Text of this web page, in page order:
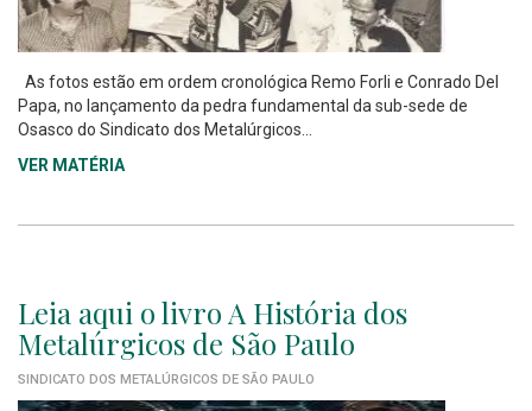
As fotos estão em ordem cronológica Remo Forli e Conrado Del
Papa, no lançamento da pedra fundamental da sub-sede de
Osasco do Sindicato dos Metalúrgicos...
VER MATÉRIA
Leia aqui o livro A História dos
Metalúrgicos de São Paulo
SINDICATO DOS METALÚRGICOS DE SÃO PAULO